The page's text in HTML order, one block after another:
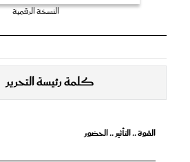
النسخة الرقمية
كلمة رئيسة التحرير
القوة .. التأثير .. الحضور